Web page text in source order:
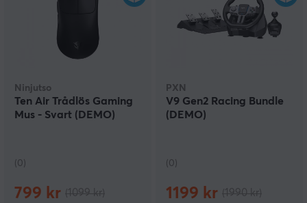
Ninjutso
Ten Air Trådlös Gaming
Mus - Svart (DEMO)
(0)
799 kr
PXN
V9 Gen2 Racing Bundle
(DEMO)
(0)
1199 kr